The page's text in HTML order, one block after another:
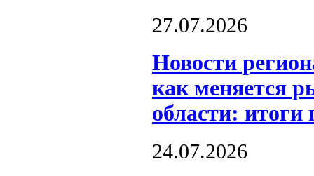
27.07.2026
Новости
как меняется
области: итоги
24.07.2026